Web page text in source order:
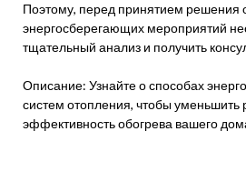
Поэтому, перед принятием решения
энергосберегающих мероприятий
тщательный анализ и получить
Описание: Узнайте о способах
систем отопления, чтобы уменьшить
эффективность обогрева вашего